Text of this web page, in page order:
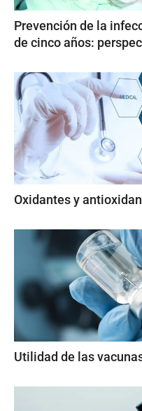
Prevención de la
de cinco años:
Oxidantes y
Utilidad de las